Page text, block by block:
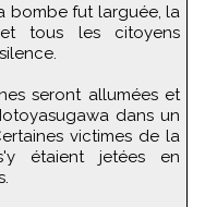
bombe fut larguée, la
tous les citoyens
seront allumées et
dans un
victimes de la
étaient jetées en